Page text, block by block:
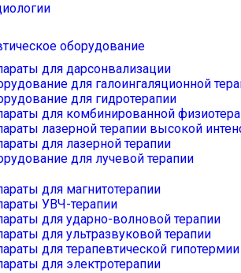
оборудование
для дарсонвализации
для галоингаляционной
для гидротерапии
для комбинированной
лазерной терапии высокой
для лазерной терапии
для лучевой терапии
для магнитотерапии
УВЧ-терапии
для ударно-волновой терапии
для ультразвуковой терапии
для терапевтической
для электротерапии